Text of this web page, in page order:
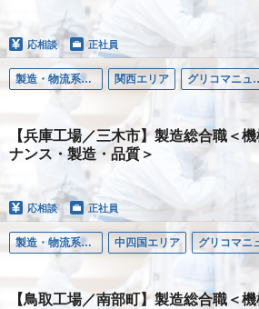
応相談 正社員
製造・物流系職種 関西エリア グリコマニュファク
【兵庫工場／三木市】製造総合職＜
ナンス・製造・品質＞
応相談 正社員
製造・物流系職種 中四国エリア
【鳥取工場／南部町】製造総合職＜